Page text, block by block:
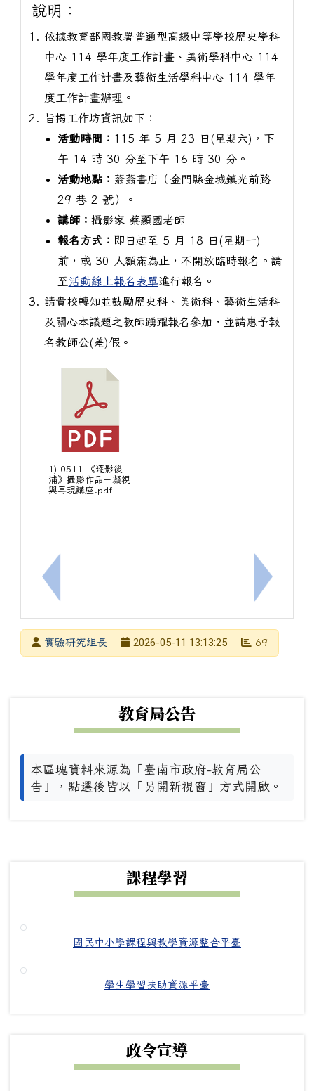
上一筆：2026年物理奧林匹亞暑假教師研習
說明：
依據教育部國教署普通型高級中等學校歷史學科
中心 114 學年度工作計畫、美術學科中心 114
學年度工作計畫及藝術生活學科中心 114 學年
度工作計畫辦理。
旨揭工作坊資訊如下：
活動時間： 115 年 5 月 23 日(星期六)，下
午 14 時 30 分至下午 16 時 30 分。
活動地點： 蓊蓊書店（金門縣金城鎮光前路
29 巷 2 號）。
講師： 攝影家 蔡顯國老師
報名方式： 即日起至 5 月 18 日(星期一)
前，或 30 人額滿為止，不開放臨時報名。請
至活動線上報名表單進行報名。
請貴校轉知並鼓勵歷史科、美術科、藝術生活科
及關心本議題之教師踴躍報名參加，並請惠予報
名教師公(差)假。
1) 0511 《逐影後
浦》攝影作品－凝視
與再現講座.pdf
下一筆：
發布者實驗研究組長
2026-05-11 13:13:25 69
教育局公告
本區塊資料來源為「臺南市政府-教育局公
告」，點選後皆以「另開新視窗」方式開啟。
課程學習
國民中小學課程與教學資源整合平臺
學生學習扶助資源平臺
政令宣導